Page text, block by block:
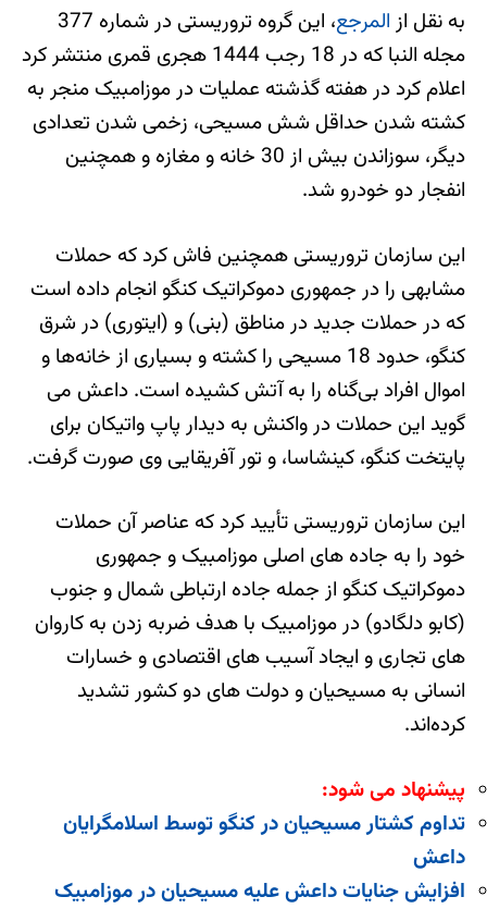
به نقل از المرجع
، این گروه تروریستی در شماره 377
مجله النبا که در 18 رجب 1444 هجری قمری منتشر کرد
اعلام کرد در هفته گذشته عملیات در موزامبیک منجر به
کشته شدن حداقل شش مسیحی، زخمی شدن تعدادی
دیگر، سوزاندن بیش از 30 خانه و مغازه و همچنین
انفجار دو خودرو شد.
این سازمان تروریستی همچنین فاش کرد که حملات
مشابهی را در جمهوری دموکراتیک کنگو انجام داده است
که در حملات جدید در مناطق (بنی) و (ایتوری) در شرق
کنگو، حدود 18 مسیحی را کشته و بسیاری از خانه‌ها و
اموال افراد بی‌گناه را به آتش کشیده است. داعش می
گوید این حملات در واکنش به دیدار پاپ واتیکان برای
پایتخت کنگو، کینشاسا، و تور آفریقایی وی صورت گرفت.
این سازمان تروریستی تأیید کرد که عناصر آن حملات
خود را به جاده های اصلی موزامبیک و جمهوری
دموکراتیک کنگو از جمله جاده ارتباطی شمال و جنوب
(کابو دلگادو) در موزامبیک با هدف ضربه زدن به کاروان
های تجاری و ایجاد آسیب های اقتصادی و خسارات
انسانی به مسیحیان و دولت های دو کشور تشدید
کرده‌اند.
پیشنهاد می شود:
تداوم کشتار مسیحیان در کنگو توسط اسلامگرایان
داعش
افزایش جنایات داعش علیه مسیحیان در موزامبیک